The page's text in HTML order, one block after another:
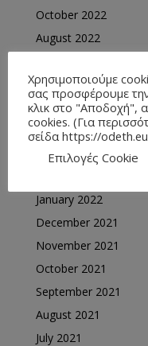
October 2022
August 2022
June 2022
May 2022
April 2022
March 2022
January 2022
December 2021
November 2021
October 2021
September 2021
August 2021
July 2021
Χρησιμοποιούμε
σας προσφέρουμε
κλικ στο "Αποδοχή",
cookies. (Για
σείδα https://
Επιλογές Cookie